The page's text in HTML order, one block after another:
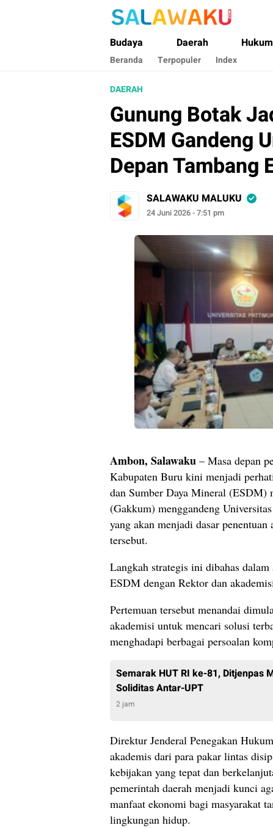
Salawaku Maluku
Salam dan Warta Anak Maluku
Budaya Daerah Hukum
Beranda Terpopuler Index
DAERAH
Gunung Botak
ESDM Gandeng
Depan Tambang
SALAWAKU MALUKU
24 Juni 2026 - 7:51 pm
Ambon, Salawaku – Masa depan
Kabupaten Buru kini menjadi
dan Sumber Daya Mineral (ESDM)
(Gakkum) menggandeng
yang akan menjadi dasar
tersebut.
Langkah strategis ini dibahas
ESDM dengan Rektor dan
Pertemuan tersebut menandai
akademisi untuk mencari solusi
menghadapi berbagai persoalan
Semarak HUT RI ke-81, Ditjenpas
Soliditas Antar-UPT
2 jam
Direktur Jenderal Penegakan
akademis dari para pakar lintas
kebijakan yang tepat dan
pemerintah daerah menjadi kunci
manfaat ekonomi bagi masyarakat
lingkungan hidup.